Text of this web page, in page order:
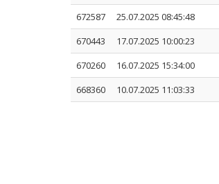
672587
25.07.2025 08:45:48
670443
17.07.2025 10:00:23
670260
16.07.2025 15:34:00
668360
10.07.2025 11:03:33